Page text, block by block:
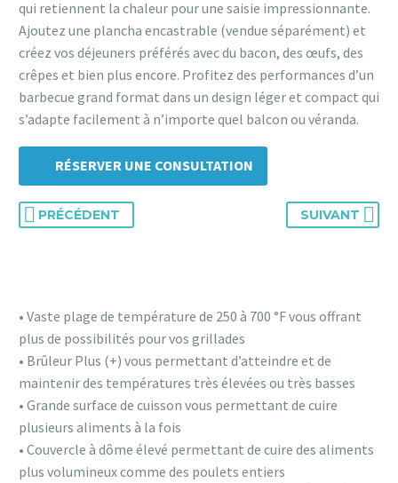
qui retiennent la chaleur pour une saisie impressionnante.
Ajoutez une plancha encastrable (vendue séparément) et
créez vos déjeuners préférés avec du bacon, des œufs, des
crêpes et bien plus encore. Profitez des performances d’un
barbecue grand format dans un design léger et compact qui
s’adapte facilement à n’importe quel balcon ou véranda.
RÉSERVER UNE CONSULTATION
PRÉCÉDENT SUIVANT
• Vaste plage de température de 250 à 700 °F vous offrant
plus de possibilités pour vos grillades
• Brûleur Plus (+) vous permettant d’atteindre et de
maintenir des températures très élevées ou très basses
• Grande surface de cuisson vous permettant de cuire
plusieurs aliments à la fois
• Couvercle à dôme élevé permettant de cuire des aliments
plus volumineux comme des poulets entiers